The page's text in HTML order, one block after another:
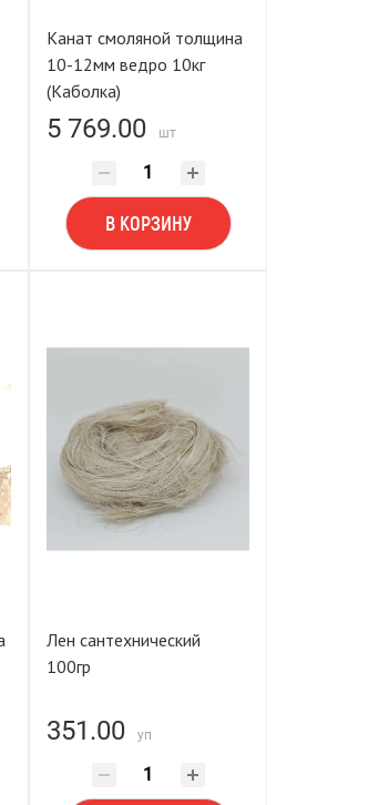
Канат смоляной толщина
10-12мм ведро 10кг
(Каболка)
5 769.00 шт
В КОРЗИНУ
Лен сантехнический
100гр
351.00 уп